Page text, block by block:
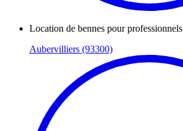
Location de bennes pour professionnels
Aubervilliers (93300)